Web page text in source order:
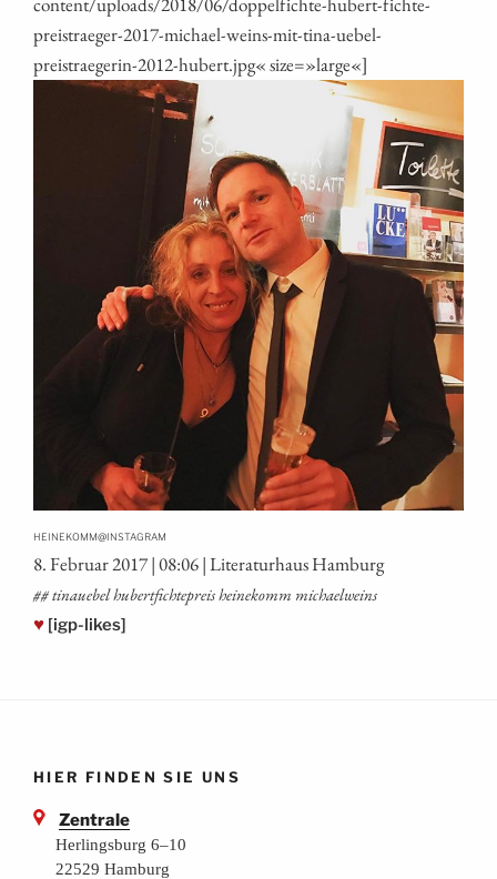
preistraeger-2017-michael-weins-mit-tina-uebel-
preistraegerin-2012-hubert.jpg« size=»large«]
HEINEKOMM@INSTAGRAM
8. Febru­ar 2017 | 08:06 | Lite­ra­tur­haus Hamburg
## tinau­ebel hubert­fich­te­preis hei­ne­komm michaelweins
♥ [igp-likes]
HIER FINDEN SIE UNS
Zentrale
Herlingsburg 6–10
22529 Hamburg